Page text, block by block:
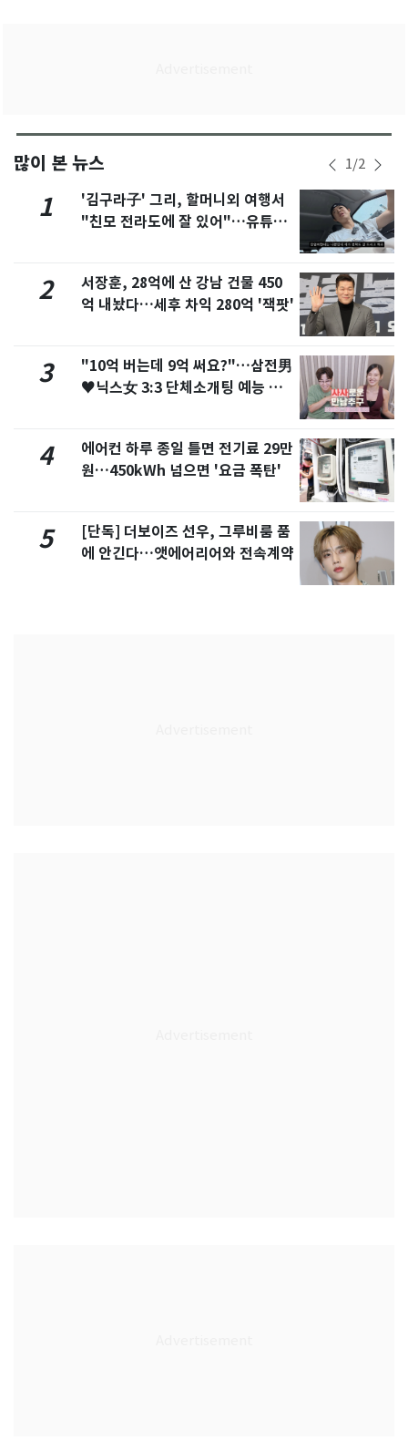
많이 본 뉴스 1/2
1
'김구라子' 그리, 할머니외 여행서
"친모 전라도에 잘 있어"…유튜브
2
서장훈, 28억에 산 강남 건물 450
억 내놨다…세후 차익 280억 '잭팟'
3
"10억 버는데 9억 써요?"…삼전男
♥닉스女 3:3 단체소개팅 예능 화
4
에어컨 하루 종일 틀면 전기료 29만
원…450kWh 넘으면 '요금 폭탄'
5
[단독] 더보이즈 선우, 그루비룸 품
에 안긴다…앳에어리어와 전속계약